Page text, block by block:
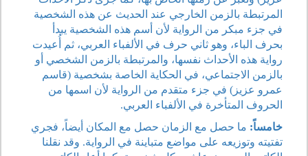
المرتبطة بالزمن الخارجي عند الحديث عن هذه الشخصية
في جزء مبكر من الرواية لأن أسم هذه الشخصية يبدأ
بحرف الباء، وهو ثاني حرف في الألفباء العربي، ثم أُعيدت
رواية هذه الأحداث نفسها، والمرتبطة بالزمن الشخصي أو
بالزمن الاجتماعي، في الحكاية الخاصة بشخصية (قاسم
عمرو عزيز) في جزء متقدم من الرواية لأن اسمها من
الحروف المتأخرة في الألفباء العربي.
خامساً: ما حصل مع الزمان حصل مع المكان أيضاً، فجري
تفتيته وتوزيعه على مواضع متباينة في الرواية. وقد نقلنا